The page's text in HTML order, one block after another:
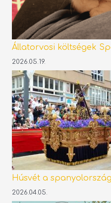
Állatorvosi költségek
2026.05.19.
Húsvét a
2026.04.05.